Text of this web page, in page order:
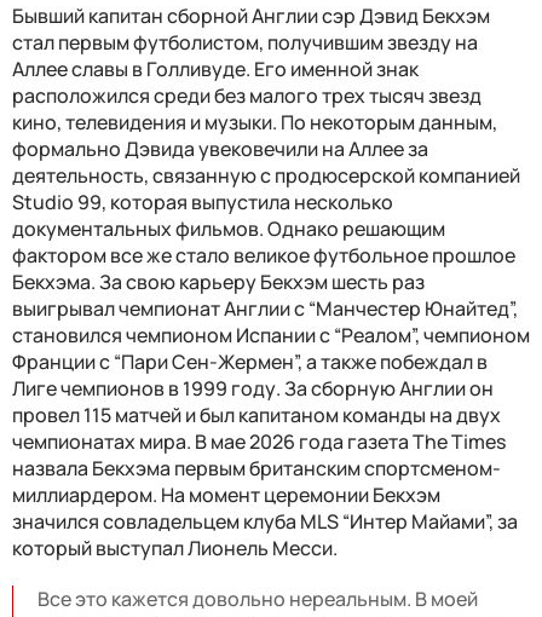
Бывший капитан сборной Англии сэр Дэвид Бекхэм
стал первым футболистом, получившим звезду на
Аллее славы в Голливуде. Его именной знак
расположился среди без малого трех тысяч звезд
кино, телевидения и музыки. По некоторым данным,
формально Дэвида увековечили на Аллее за
деятельность, связанную с продюсерской компанией
Studio 99, которая выпустила несколько
документальных фильмов. Однако решающим
фактором все же стало великое футбольное прошлое
Бекхэма. За свою карьеру Бекхэм шесть раз
выигрывал чемпионат Англии с “Манчестер Юнайтед”,
становился чемпионом Испании с “Реалом”, чемпионом
Франции с “Пари Сен-Жермен”, а также побеждал в
Лиге чемпионов в 1999 году. За сборную Англии он
провел 115 матчей и был капитаном команды на двух
чемпионатах мира. В мае 2026 года газета The Times
назвала Бекхэма первым британским спортсменом-
миллиардером. На момент церемонии Бекхэм
значился совладельцем клуба MLS “Интер Майами”, за
который выступал Лионель Месси.
Все это кажется довольно нереальным. В моей